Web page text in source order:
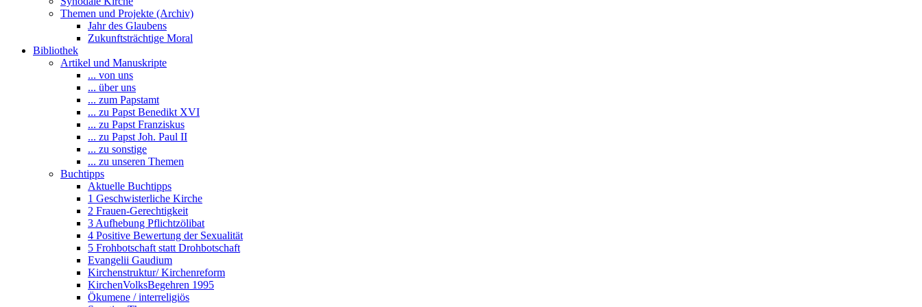
Themen und Projekte (Archiv)
Jahr des Glaubens
Zukunftsträchtige Moral
Bibliothek
Artikel und Manuskripte
... von uns
... über uns
... zum Papstamt
... zu Papst Benedikt XVI
... zu Papst Franziskus
... zu Papst Joh. Paul II
... zu sonstige
... zu unseren Themen
Buchtipps
Aktuelle Buchtipps
1 Geschwisterliche Kirche
2 Frauen-Gerechtigkeit
3 Aufhebung Pflichtzölibat
4 Positive Bewertung der Sexualität
5 Frohbotschaft statt Drohbotschaft
Evangelii Gaudium
Kirchenstruktur/ Kirchenreform
KirchenVolksBegehren 1995
Ökumene / interreligiös